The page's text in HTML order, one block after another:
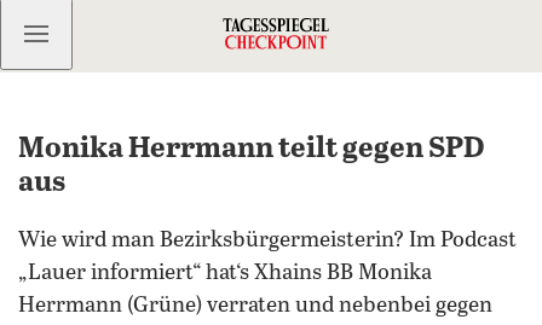
Kostenlos anmelden
Monika Herrmann teilt gegen SPD
aus
Wie wird man Bezirksbürgermeisterin? Im Podcast
„Lauer informiert“ hat‘s Xhains BB Monika
Herrmann (Grüne) verraten und nebenbei gegen